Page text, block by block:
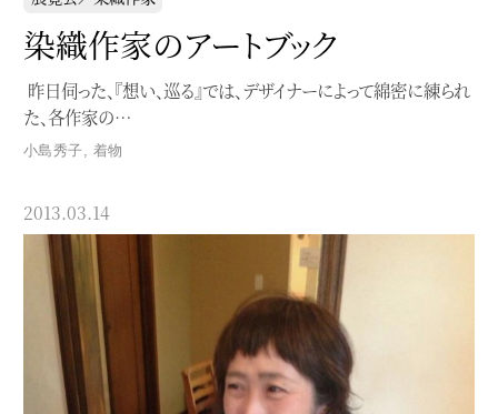
染織作家のアートブック
昨日伺った、『想い、巡る』では、デザイナーによって綿密に練られ
た、各作家の…
小島秀子 , 着物
2013.03.14